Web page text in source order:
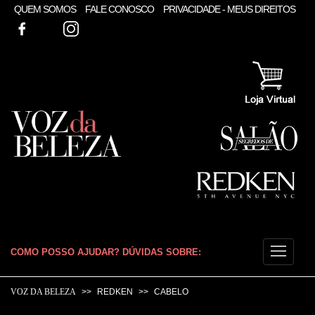
QUEM SOMOS FALE CONOSCO
PRIVACIDADE - MEUS DIREITOS
FACEBOOK
TWITTER
COMO POSSO AJUDAR? DÚVIDAS SOBRE:
VOZ DA BELEZA REDKEN CABELO